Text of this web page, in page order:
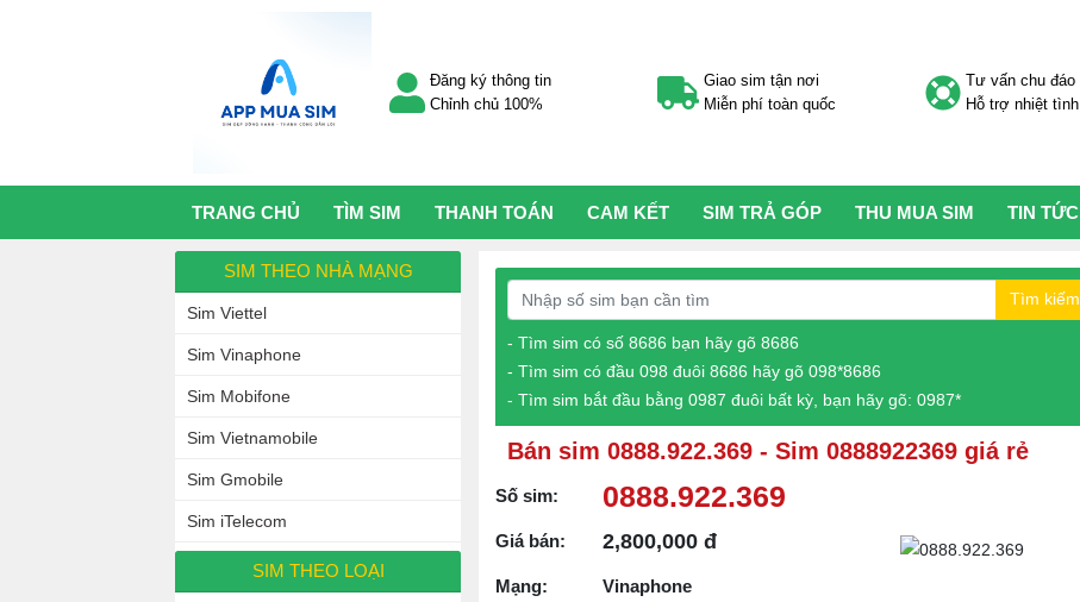
Đăng ký thông tin
Chỉnh chủ 100%
Giao sim tận nơi
Miễn phí toàn quốc
Tư vấn chu đáo
Hỗ trợ nhiệt tình
TRANG CHỦ TÌM SIM THANH TOÁN CAM KẾT SIM TRẢ GÓP THU MUA SIM TIN TỨC
Tìm kiếm
- Tìm sim có số 8686 bạn hãy gõ 8686
- Tìm sim có đầu 098 đuôi 8686 hãy gõ 098*8686
- Tìm sim bắt đầu bằng 0987 đuôi bất kỳ, bạn hãy gõ: 0987*
Bán sim 0888.922.369 - Sim 0888922369 giá rẻ
Số sim: 0888.922.369
Giá bán: 2,800,000 đ
Mạng: Vinaphone
SIM THEO NHÀ MẠNG
Sim Viettel
Sim Vinaphone
Sim Mobifone
Sim Vietnamobile
Sim Gmobile
Sim iTelecom
SIM THEO LOẠI